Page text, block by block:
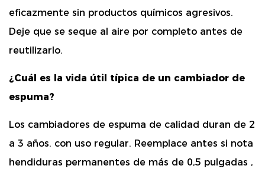
eficazmente sin productos químicos agresivos.
Deje que se seque al aire por completo antes de
reutilizarlo.
¿Cuál es la vida útil típica de un cambiador de
espuma?
Los cambiadores de espuma de calidad duran de 2
a 3 años. con uso regular. Reemplace antes si nota
hendiduras permanentes de más de 0,5 pulgadas ,